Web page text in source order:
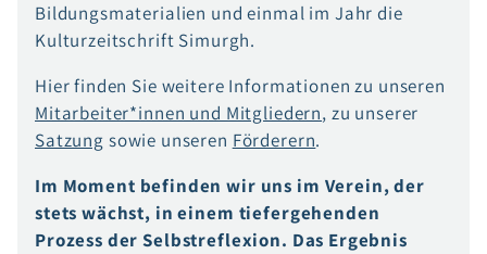
Bildungsmaterialien und einmal im Jahr die
Kulturzeitschrift Simurgh.
Hier finden Sie weitere Informationen zu unseren
Mitarbeiter*innen und Mitgliedern, zu unserer
Satzung sowie unseren Förderern.
Im Moment befinden wir uns im Verein, der
stets wächst, in einem tiefergehenden
Prozess der Selbstreflexion. Das Ergebnis